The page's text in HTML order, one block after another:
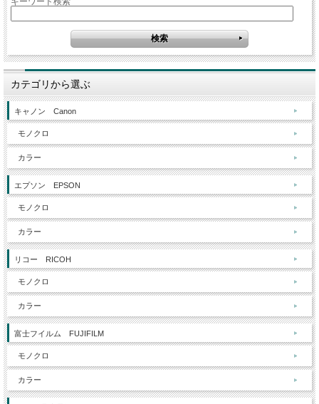
カテゴリから選ぶ
キャノン Canon
モノクロ
カラー
エプソン EPSON
モノクロ
カラー
リコー RICOH
モノクロ
カラー
富士フイルム FUJIFILM
モノクロ
カラー